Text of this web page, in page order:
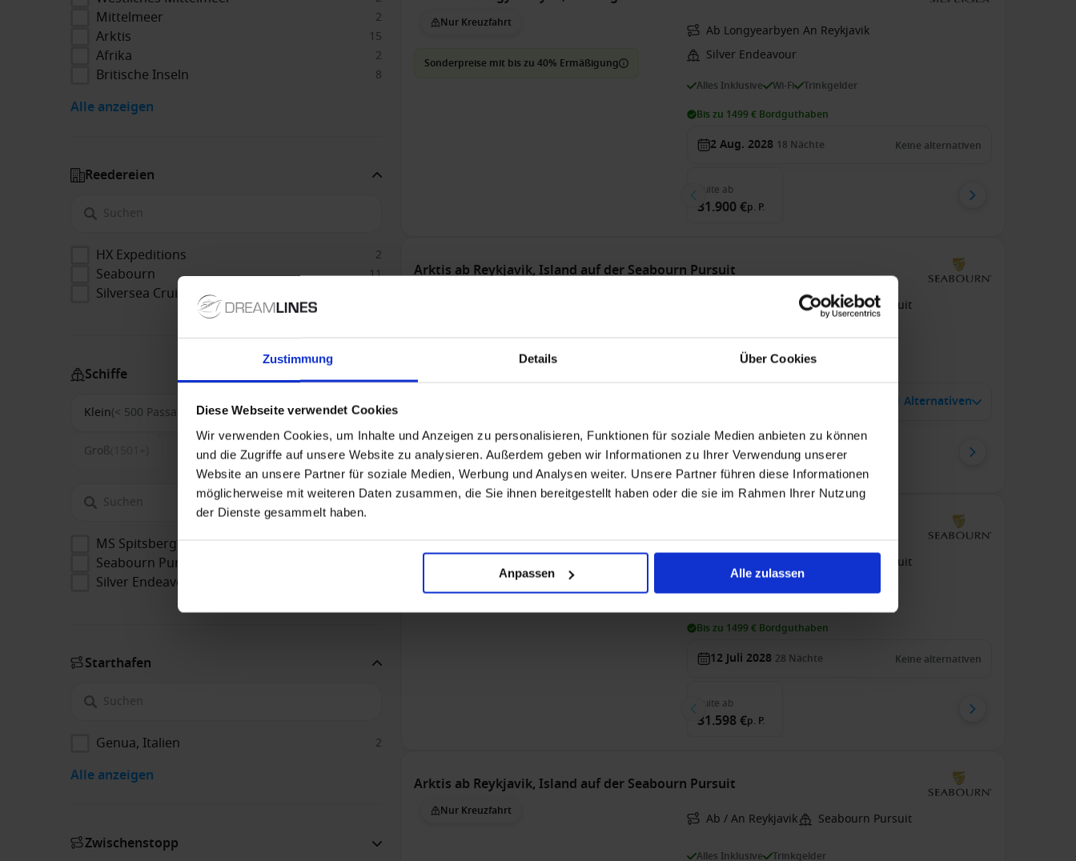
Zustimmung Details Über Cookies
Diese Webseite verwendet Cookies
Wir verwenden Cookies, um Inhalte und Anzeigen zu personalisieren, Funktionen für soziale Medien anbieten zu können
und die Zugriffe auf unsere Website zu analysieren. Außerdem geben wir Informationen zu Ihrer Verwendung unserer
Website an unsere Partner für soziale Medien, Werbung und Analysen weiter. Unsere Partner führen diese Informationen
möglicherweise mit weiteren Daten zusammen, die Sie ihnen bereitgestellt haben oder die sie im Rahmen Ihrer Nutzung
der Dienste gesammelt haben.
Anpassen Alle zulassen
Mittelmeer 2
Arktis 15
Afrika 2
Britische Inseln 8
Alle anzeigen
Reedereien
HX Expeditions 2
Seabourn 11
Silversea Cruises
Schiffe
Klein(< 500 Passagiere) Mittel(500-1500)
Groß
MS Spitsbergen 2
Seabourn Pursuit
Silver Endeavour
Starthafen
Genua, Italien 2
Alle anzeigen
Zwischenstopp
Nur Kreuzfahrt
Sonderpreise mit bis zu 40% Ermäßigung
Ab Longyearbyen An Reykjavik
Silver Endeavour
Alles Inklusive Wi-Fi Trinkgelder
Bis zu 1499 € Bordguthaben
2 Aug. 2028 18 Nächte Keine alternativen
Suite ab
31.900 €p. P.
Arktis ab Reykjavik, Island auf der Seabourn Pursuit
Seabourn Pursuit
Alles Inklusive Trinkgelder
1 Alternativen
Suite ab
21.898 €p. P.
Nur Kreuzfahrt Seabourn Pursuit
Bis zu 1499 € Bordguthaben
12 Juli 2028 28 Nächte Keine alternativen
Suite ab
31.598 €p. P.
Arktis ab Reykjavik, Island auf der Seabourn Pursuit
Nur Kreuzfahrt Ab / An Reykjavik Seabourn Pursuit
Alles Inklusive Trinkgelder